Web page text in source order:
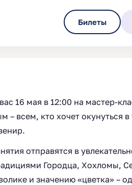
Билеты
16 мая в 12:00 на
– всем, кто хочет окунуться
отправятся в
Городца, Хохломы,
и значению «цветка» –